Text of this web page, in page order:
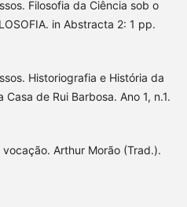
Filosofia da Ciência sob o
in Abstracta 2: 1 pp.
Historiografia e História da
de Rui Barbosa. Ano 1, n.1.
vocação. Arthur Morão (Trad.).